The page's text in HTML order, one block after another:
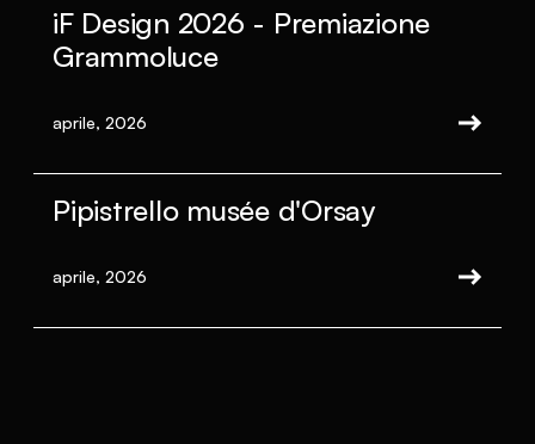
iF Design 2026 - Premiazione
Grammoluce
aprile, 2026
Pipistrello musée d'Orsay
aprile, 2026